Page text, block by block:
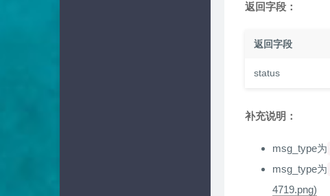
返回字段：
返回字段
status
补充说明：
msg_type为
msg_type为
4719.png)